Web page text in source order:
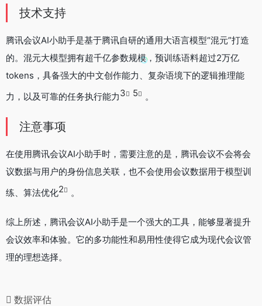
技术支持
腾讯会议AI小助手是基于腾讯自研的通用大语言模型“混元”打造
的。混元大模型拥有超千亿参数规模，预训练语料超过2万亿
tokens，具备强大的中文创作能力、复杂语境下的逻辑推理能
力，以及可靠的任务执行能力3 5 。
注意事项
在使用腾讯会议AI小助手时，需要注意的是，腾讯会议不会将会
议数据与用户的身份信息关联，也不会使用会议数据用于模型训
练、算法优化2 。
综上所述，腾讯会议AI小助手是一个强大的工具，能够显著提升
会议效率和体验。它的多功能性和易用性使得它成为现代会议管
理的理想选择。
数据评估